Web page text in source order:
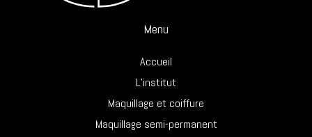
Menu
Accueil
L’institut
Maquillage et coiffure
Maquillage semi-permanent